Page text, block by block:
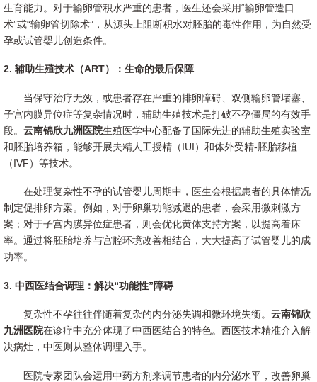
生育能力。对于输卵管积水严重的患者，医生还会采用“输卵管造口
术”或“输卵管切除术”，从源头上阻断积水对胚胎的毒性作用，为自然受
孕或试管婴儿创造条件。
2. 辅助生殖技术（ART）：生命的最后保障
当保守治疗无效，或患者存在严重的排卵障碍、双侧输卵管堵塞、
子宫内膜异位症等复杂情况时，辅助生殖技术是打破不孕僵局的有效手
段。 云南锦欣九洲医院生殖医学中心配备了国际先进的辅助生殖实验室
和胚胎培养箱，能够开展夫精人工授精（IUI）和体外受精-胚胎移植
（IVF）等技术。
在处理复杂性不孕的试管婴儿周期中，医生会根据患者的具体情况
制定促排卵方案。例如，对于卵巢功能减退的患者，会采用微刺激方
案；对于子宫内膜异位症患者，则会优化黄体支持方案，以提高着床
率。通过将胚胎培养与宫腔环境改善相结合，大大提高了试管婴儿的成
功率。
3. 中西医结合调理：解决“功能性”障碍
复杂性不孕往往伴随着复杂的内分泌失调和微环境失衡。 云南锦欣
九洲医院在诊疗中充分体现了中西医结合的特色。西医技术精准介入解
决病灶，中医则从整体调理入手。
医院专家团队会运用中药方剂来调节患者的内分泌水平，改善卵巢